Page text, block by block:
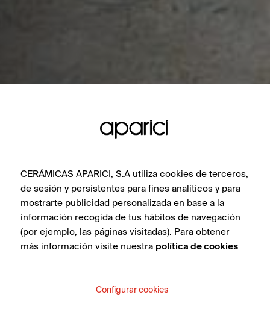
CERÁMICAS APARICI, S.A utiliza cookies de terceros,
de sesión y persistentes para fines analíticos y para
mostrarte publicidad personalizada en base a la
información recogida de tus hábitos de navegación
(por ejemplo, las páginas visitadas). Para obtener
más información visite nuestra política de cookies
Configurar cookies